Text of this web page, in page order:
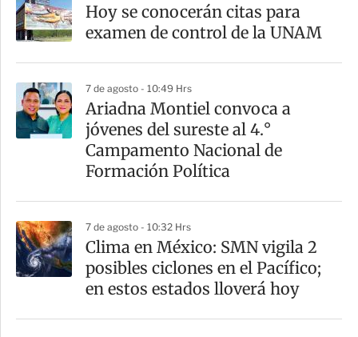
Hoy se conocerán citas para
examen de control de la UNAM
7 de agosto - 10:49 Hrs
Ariadna Montiel convoca a
jóvenes del sureste al 4.°
Campamento Nacional de
Formación Política
7 de agosto - 10:32 Hrs
Clima en México: SMN vigila 2
posibles ciclones en el Pacífico;
en estos estados lloverá hoy